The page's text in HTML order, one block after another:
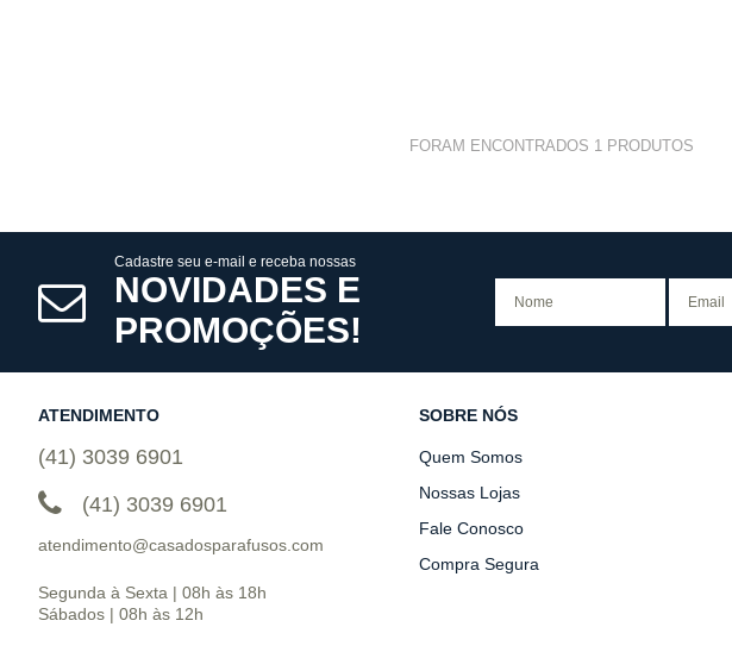
FORAM ENCONTRADOS 1PRODUTOS
Cadastre seu e-mail e receba nossas
NOVIDADES E
PROMOÇÕES!
ATENDIMENTO
(41) 3039 6901
(41) 3039 6901
atendimento@casadosparafusos.com
Segunda à Sexta | 08h às 18h
Sábados | 08h às 12h
SOBRE NÓS
Quem Somos
Nossas Lojas
Fale Conosco
Compra Segura